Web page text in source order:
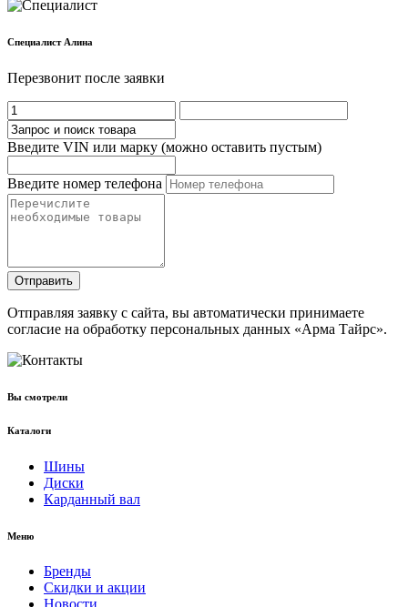
Cпециалист Алина
Перезвонит после заявки
Введите VIN или марку (можно оставить пустым)
Введите номер телефона
Отправить
Отправляя заявку с сайта, вы автоматически принимаете
согласие на обработку персональных данных «Арма Тайрс».
Вы смотрели
Каталоги
Шины
Диски
Карданный вал
Меню
Бренды
Скидки и акции